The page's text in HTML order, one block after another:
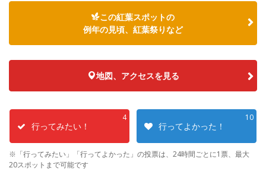
この紅葉スポットの
例年の見頃、紅葉祭りなど
地図、アクセスを見る
4
行ってみたい！
10
行ってよかった！
※「行ってみたい」「行ってよかった」の投票は、24時間ごとに1票、最大
20スポットまで可能です